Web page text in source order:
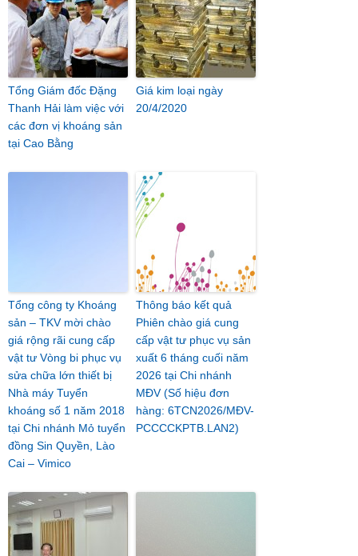
Tổng Giám đốc Đặng
Thanh Hải làm việc với
các đơn vị khoáng sản
tại Cao Bằng
Giá kim loại ngày
20/4/2020
Tổng công ty Khoáng
sản – TKV mời chào
giá rộng rãi cung cấp
vật tư Vòng bi phục vụ
sửa chữa lớn thiết bị
Nhà máy Tuyển
khoáng số 1 năm 2018
tại Chi nhánh Mỏ tuyển
đồng Sin Quyền, Lào
Cai – Vimico
Thông báo kết quả
Phiên chào giá cung
cấp vật tư phục vụ sản
xuất 6 tháng cuối năm
2026 tại Chi nhánh
MĐV (Số hiệu đơn
hàng: 6TCN2026/MĐV-
PCCCCKPTB.LAN2)